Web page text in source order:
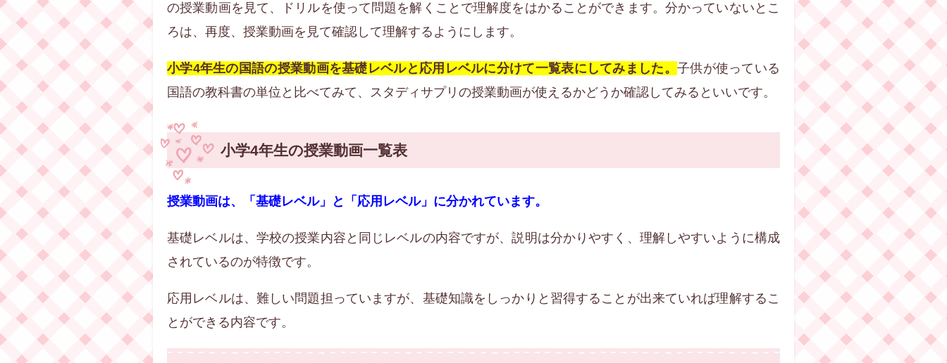
の授業動画を見て、ドリルを使って問題を解くことで理解度をはかることができます。分かっていないとこ
ろは、再度、授業動画を見て確認して理解するようにします。
小学4年生の国語の授業動画を基礎レベルと応用レベルに分けて一覧表にしてみました。 子供が使っている
国語の教科書の単位と比べてみて、スタディサプリの授業動画が使えるかどうか確認してみるといいです。
小学4年生の授業動画一覧表
授業動画は、「基礎レベル」と「応用レベル」に分かれています。
基礎レベルは、学校の授業内容と同じレベルの内容ですが、説明は分かりやすく、理解しやすいように構成
されているのが特徴です。
応用レベルは、難しい問題担っていますが、基礎知識をしっかりと習得することが出来ていれば理解するこ
とができる内容です。